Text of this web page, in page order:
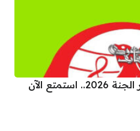
اضبط اشارة تردد قناة طيور الجنة 2026.. استمتع الآن